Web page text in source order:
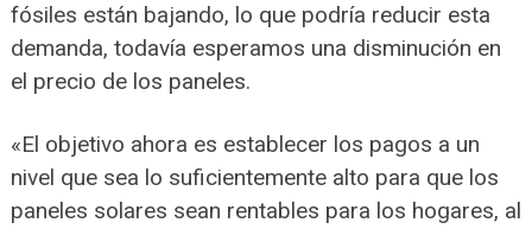
fósiles están bajando, lo que podría reducir esta
demanda, todavía esperamos una disminución en
el precio de los paneles.
«El objetivo ahora es establecer los pagos a un
nivel que sea lo suficientemente alto para que los
paneles solares sean rentables para los hogares, al